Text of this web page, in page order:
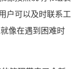
户可以及时联系工
像在遇到困难时